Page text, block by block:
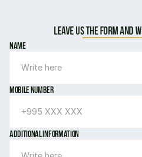
Leave us the form and
Name
Mobile number
Additional information